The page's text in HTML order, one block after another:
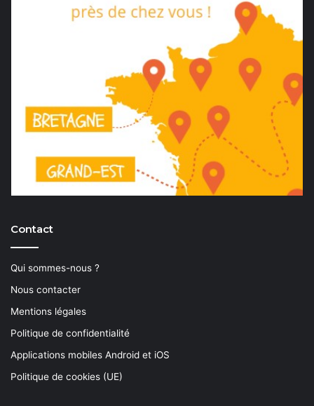
Contact
Qui sommes-nous ?
Nous contacter
Mentions légales
Politique de confidentialité
Applications mobiles Android et iOS
Politique de cookies (UE)